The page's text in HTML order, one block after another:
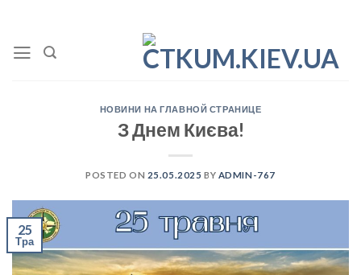
content
НОВИНИ НА ГЛАВНОЙ СТРАНИЦЕ
З Днем Києва!
POSTED ON 25.05.2025 BY ADMIN-767
25
Тра